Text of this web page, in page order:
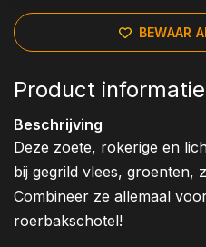
BEWAAR
Product informatie
Beschrijving
Deze zoete, rokerige en
bij gegrild vlees, groenten,
Combineer ze allemaal
roerbakschotel!